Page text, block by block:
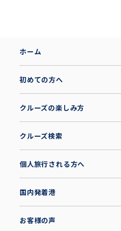
ホーム
初めての方へ
クルーズの楽しみ方
クルーズ検索
個人旅行される方へ
国内発着港
お客様の声